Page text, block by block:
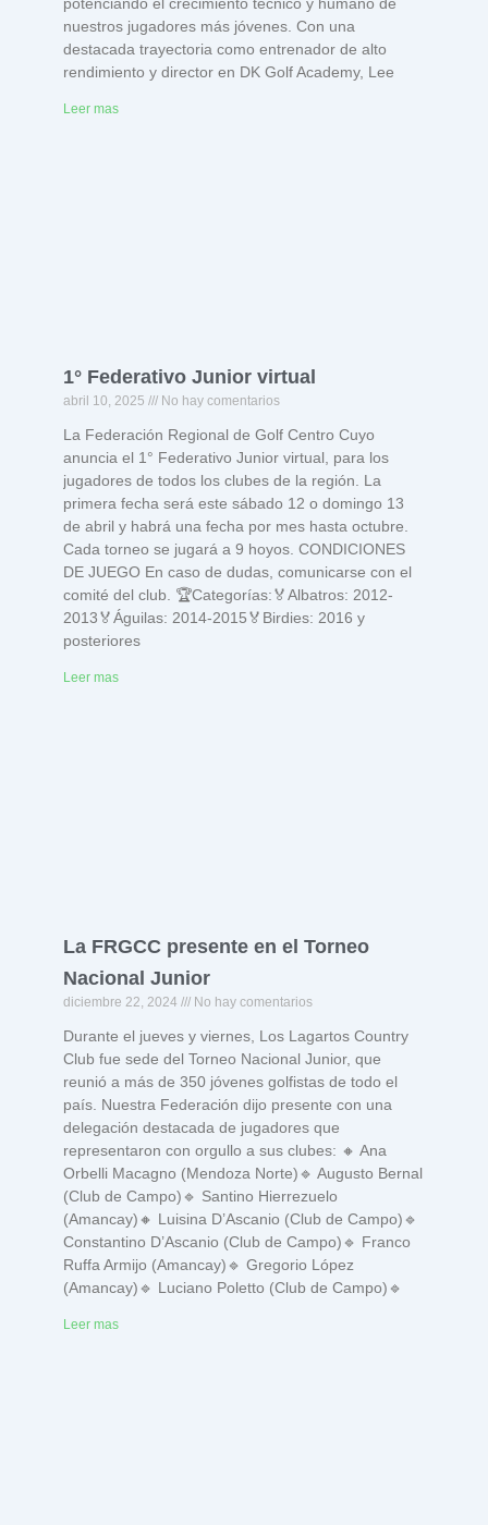
potenciando el crecimiento técnico y humano de
nuestros jugadores más jóvenes. Con una
destacada trayectoria como entrenador de alto
rendimiento y director en DK Golf Academy, Lee
Leer mas
1° Federativo Junior virtual
abril 10, 2025 No hay comentarios
La Federación Regional de Golf Centro Cuyo
anuncia el 1° Federativo Junior virtual, para los
jugadores de todos los clubes de la región. La
primera fecha será este sábado 12 o domingo 13
de abril y habrá una fecha por mes hasta octubre.
Cada torneo se jugará a 9 hoyos. CONDICIONES
DE JUEGO En caso de dudas, comunicarse con el
comité del club. 🏆Categorías:🏅Albatros: 2012-
2013🏅Águilas: 2014-2015🏅Birdies: 2016 y
posteriores
Leer mas
La FRGCC presente en el Torneo
Nacional Junior
diciembre 22, 2024 No hay comentarios
Durante el jueves y viernes, Los Lagartos Country
Club fue sede del Torneo Nacional Junior, que
reunió a más de 350 jóvenes golfistas de todo el
país. Nuestra Federación dijo presente con una
delegación destacada de jugadores que
representaron con orgullo a sus clubes: 🔸 Ana
Orbelli Macagno (Mendoza Norte)🔹 Augusto Bernal
(Club de Campo)🔹 Santino Hierrezuelo
(Amancay)🔸 Luisina D’Ascanio (Club de Campo)🔹
Constantino D’Ascanio (Club de Campo)🔹 Franco
Ruffa Armijo (Amancay)🔹 Gregorio López
(Amancay)🔹 Luciano Poletto (Club de Campo)🔹
Leer mas